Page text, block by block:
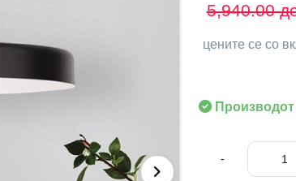
5,940.00
цените се со
-